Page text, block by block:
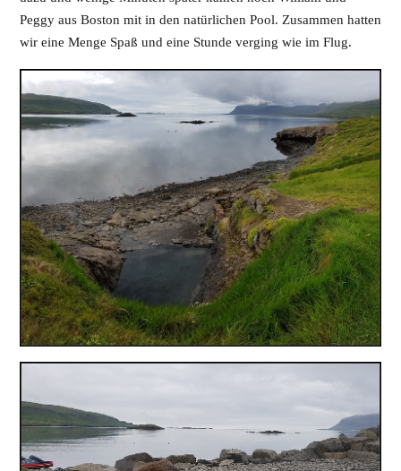
Peggy aus Boston mit in den natürlichen Pool. Zusammen hatten
wir eine Menge Spaß und eine Stunde verging wie im Flug.